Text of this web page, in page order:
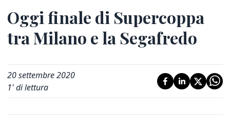
Oggi finale di Supercoppa
tra Milano e la Segafredo
20 settembre 2020
1' di lettura